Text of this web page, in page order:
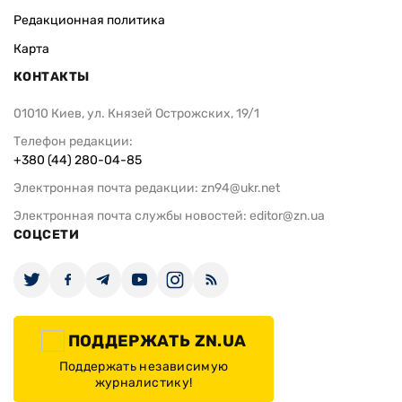
Редакционная политика
Карта
КОНТАКТЫ
01010 Киев, ул. Князей Острожских, 19/1
Телефон редакции:
+380 (44) 280-04-85
Электронная почта редакции: zn94@ukr.net
Электронная почта службы новостей: editor@zn.ua
СОЦСЕТИ
ПОДДЕРЖАТЬ ZN.UA
Поддержать независимую
журналистику!